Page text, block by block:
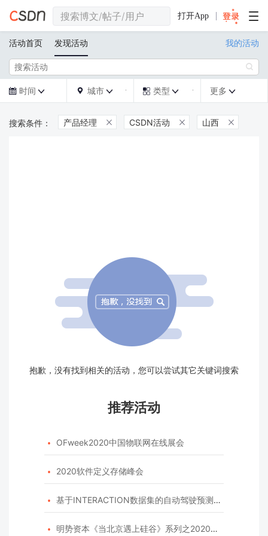
打开App
活动首页 发现活动 我的活动

 时间   城市   类型  更多 
产品经理  CSDN活动  山西 
抱歉，没有找到相关的活动，您可以尝试其它关键词搜索
推荐活动
 OFweek2020中国物联网在线展会
 2020软件定义存储峰会
 基于INTERACTION数据集的自动驾驶预测模型挑战赛
 明势资本《当北京遇上硅谷》系列之2020年度开源峰会